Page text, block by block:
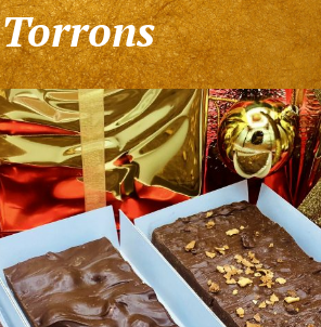
Torrons